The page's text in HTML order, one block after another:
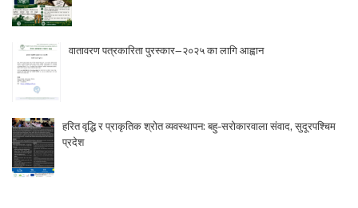
वातावरण पत्रकारिता पुरस्कार–२०२५ का लागि आह्वान
हरित वृद्धि र प्राकृतिक श्रोत व्यवस्थापन: बहु-सरोकारवाला संवाद, सुदूरपश्चिम
प्रदेश